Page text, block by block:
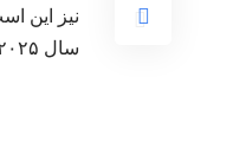
سال ۲۰۲۵ برنامه‌ریزی شده است.